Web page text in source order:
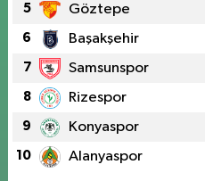
5 Göztepe
6 Başakşehir
7 Samsunspor
8 Rizespor
9 Konyaspor
10 Alanyaspor